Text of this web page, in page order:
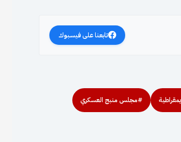
تابعنا على فيسبوك
#مجلس منبج العسكري